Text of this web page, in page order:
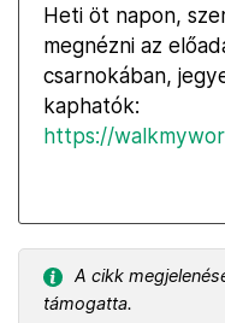
Heti öt napon,
megnézni az
csarnokában,
kaphatók:
https://
A cikk
támogatta.